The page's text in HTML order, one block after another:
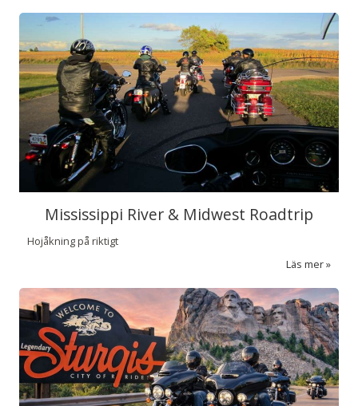
Mississippi River & Midwest Roadtrip
Hojåkning på riktigt
Läs mer